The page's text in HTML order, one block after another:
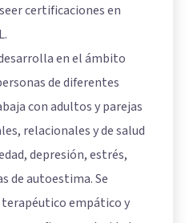
certificaciones en
en el ámbito
de diferentes
con adultos y parejas
relacionales y de salud
depresión, estrés,
de autoestima. Se
empático y